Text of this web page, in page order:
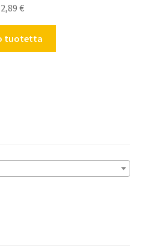
€
tuotetta